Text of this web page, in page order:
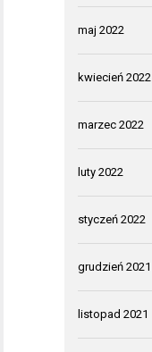
maj 2022
kwiecień 2022
marzec 2022
luty 2022
styczeń 2022
grudzień 2021
listopad 2021